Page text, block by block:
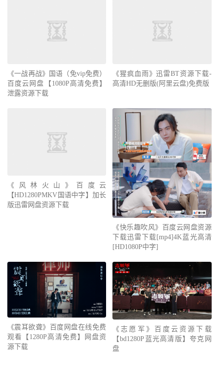
《一战再战》国语（免vip免费）
百度云网盘【1080P高清免费】
泄露资源下载
《猩疯血雨》迅雷BT资源下载-
高清HD无删版(阿里云盘)免费版
《风林火山》百度云
【HD1280PMKV国语中字】加长
版迅雷网盘资源下载
《快乐趣吹风》百度云网盘资源
下载迅雷下载[mp4]4K蓝光高清
[HD1080P中字]
《震耳欲聋》百度网盘在线免费
观看【1280P高清免费】网盘资
源下载
《志愿军》百度云资源下载
【bd1280P蓝光高清版】夸克网
盘